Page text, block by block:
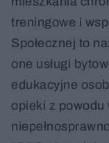
treningowe i
Społecznej to
one usługi
edukacyjne
opieki z